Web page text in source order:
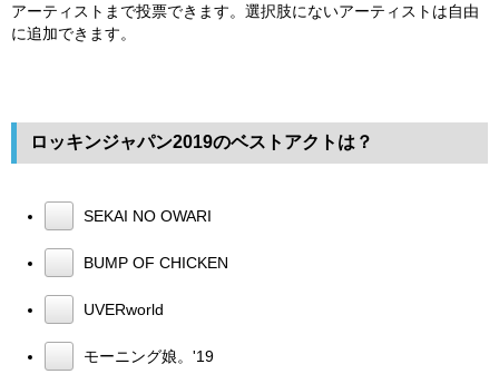
アーティストまで投票できます。選択肢にないアーティストは自由
に追加できます。
ロッキンジャパン2019のベストアクトは？
SEKAI NO OWARI
BUMP OF CHICKEN
UVERworld
モーニング娘。'19